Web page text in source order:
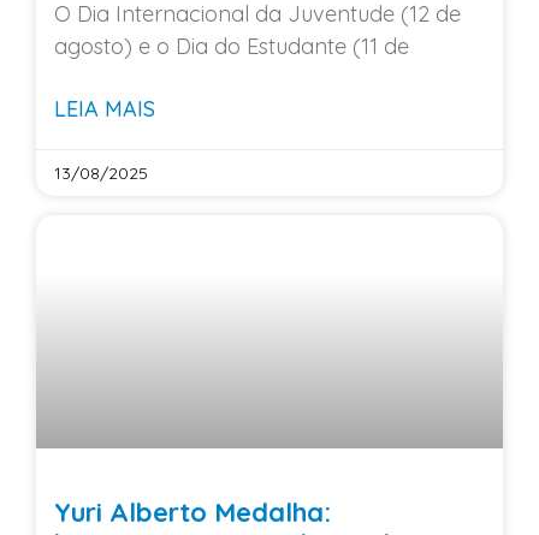
O Dia Internacional da Juventude (12 de
agosto) e o Dia do Estudante (11 de
LEIA MAIS
13/08/2025
Yuri Alberto Medalha: